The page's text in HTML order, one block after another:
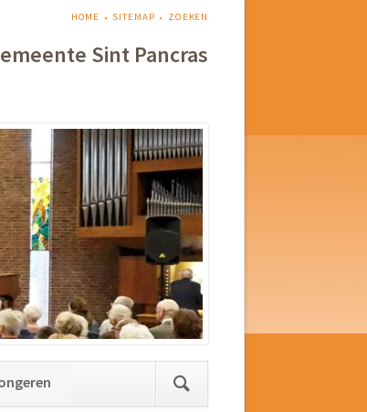
NAVIGATIE
HOME SITEMAP ZOEKEN
Sint Pancras